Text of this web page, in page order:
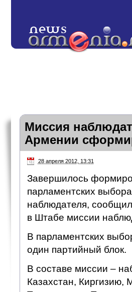
Миссия
Армении
28 апреля 2012, 13:31
Завершилось
парламентских
наблюдателя,
в Штабе миссии
В парламентских
один партийный блок.
В составе миссии –
Казахстан, Киргизию,